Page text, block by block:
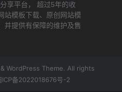
享平台， 超过5年的收
站模板下载、原创网站模
并提供有保障的维护及售
WordPress Theme. All rights
ICP备2022018676号-2